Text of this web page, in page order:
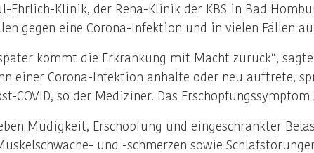
Ehrlich-Klinik, der Reha-Klinik der KBS in Bad
gegen eine Corona-Infektion und in vielen Fällen
kommt die Erkrankung mit Macht zurück“,
einer Corona-Infektion anhalte oder neu auftrete,
COVID, so der Mediziner. Das
Müdigkeit, Erschöpfung und eingeschränkter
und -schmerzen sowie